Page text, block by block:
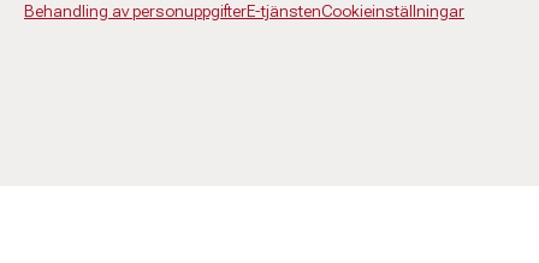
Behandling av personuppgifterE-tjänstenCookieinställningar